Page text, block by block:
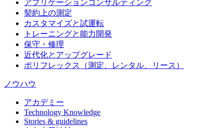
アプリケーションコンサルティング
契約上の測定
カスタマイズと試運転
トレーニングと能力開発
保守・修理
近代化とアップグレード
ポリフレックス（測定、レンタル、リース）
ノウハウ
アカデミー
Technology Knowledge
Stories & guidelines